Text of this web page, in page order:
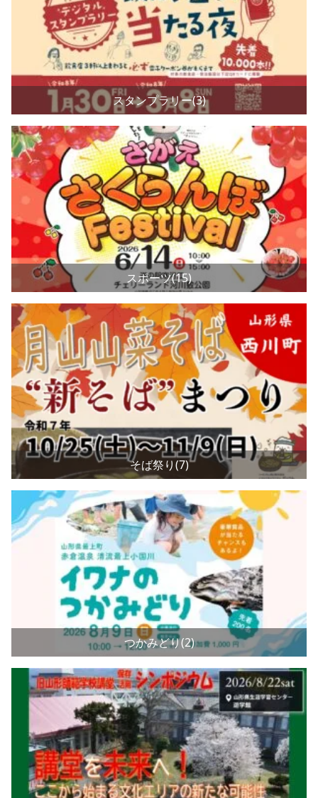
スタンプラリー(3)
スポーツ(15)
そば祭り(7)
つかみどり(2)